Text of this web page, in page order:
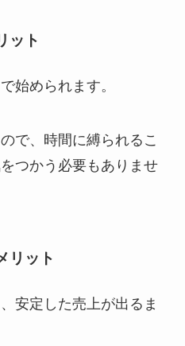
ット
始められます。
で、時間に縛られるこ
つかう必要もありませ
リット
安定した売上が出るま